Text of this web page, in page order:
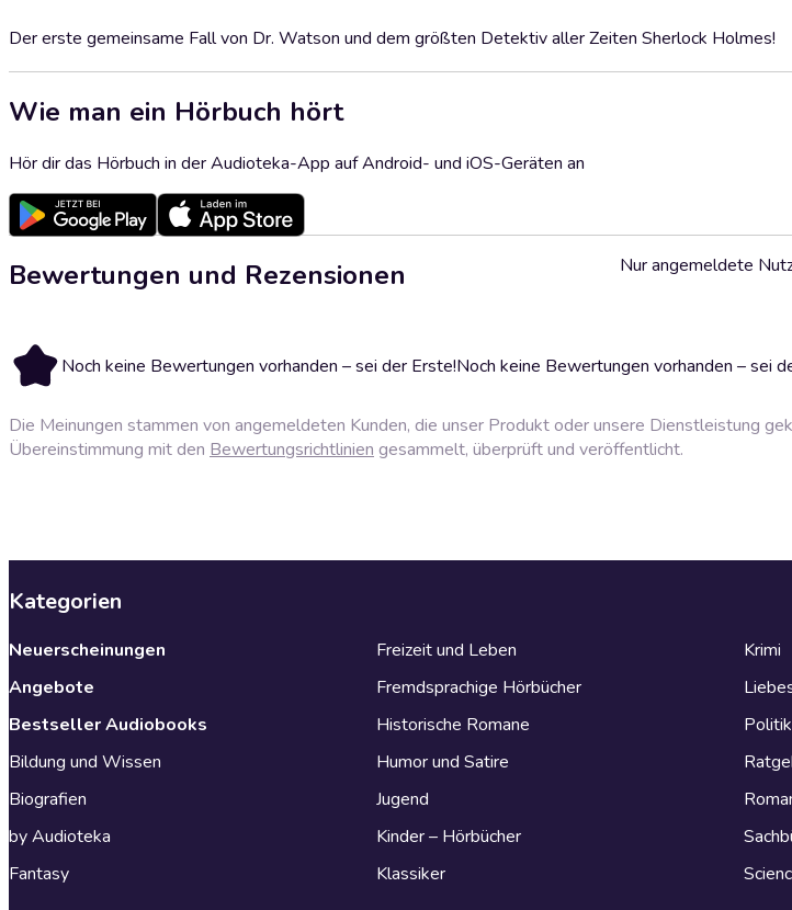
Der erste gemeinsame Fall von Dr. Watson und dem größten Detektiv aller Zeiten Sherlock Holmes!
Wie man ein Hörbuch hört
Hör dir das Hörbuch in der Audioteka-App auf Android- und iOS-Geräten an
Bewertungen und Rezensionen
Noch keine Bewertungen vorhanden – sei der Erste!Noch keine Bewertungen vorhanden – sei
Nur angemeldete
Die Meinungen stammen von angemeldeten Kunden, die unser Produkt oder unsere Dienstleistung
Übereinstimmung mit den Bewertungsrichtlinien gesammelt, überprüft und veröffentlicht.
Kategorien
Neuerscheinungen
Angebote
Bestseller Audiobooks
Bildung und Wissen
Biografien
by Audioteka
Fantasy
Freizeit und Leben
Fremdsprachige Hörbücher
Historische Romane
Humor und Satire
Jugend
Kinder – Hörbücher
Klassiker
Krimi
Politik